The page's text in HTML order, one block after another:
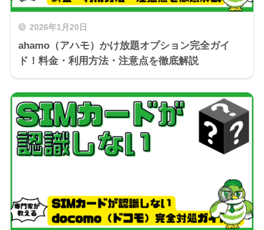
2026年1月20日
ahamo（アハモ）かけ放題オプション完全ガイ
ド！料金・利用方法・注意点を徹底解説